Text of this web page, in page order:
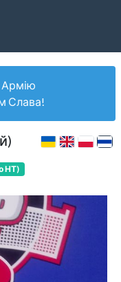
Слава!
НТ)